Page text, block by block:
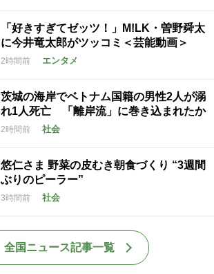
「好きすぎてゼッツ！」M!LK・曽野舜太
に今井竜太郎がツッコミ＜芸能動画＞
2時間前 エンタメ
茨城の海岸でベトナム国籍の男性2人が溺
れ1人死亡 「離岸流」に巻き込まれたか
2時間前 社会
悠仁さま 野菜の皮むき朝食づくり “3週間
ぶりのピーラー”
3時間前 社会
全国ニュース記事一覧